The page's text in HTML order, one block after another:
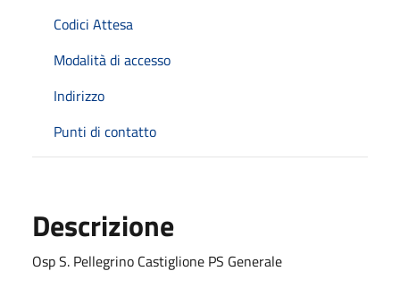
Codici Attesa
Modalità di accesso
Indirizzo
Punti di contatto
Descrizione
Osp S. Pellegrino Castiglione PS Generale